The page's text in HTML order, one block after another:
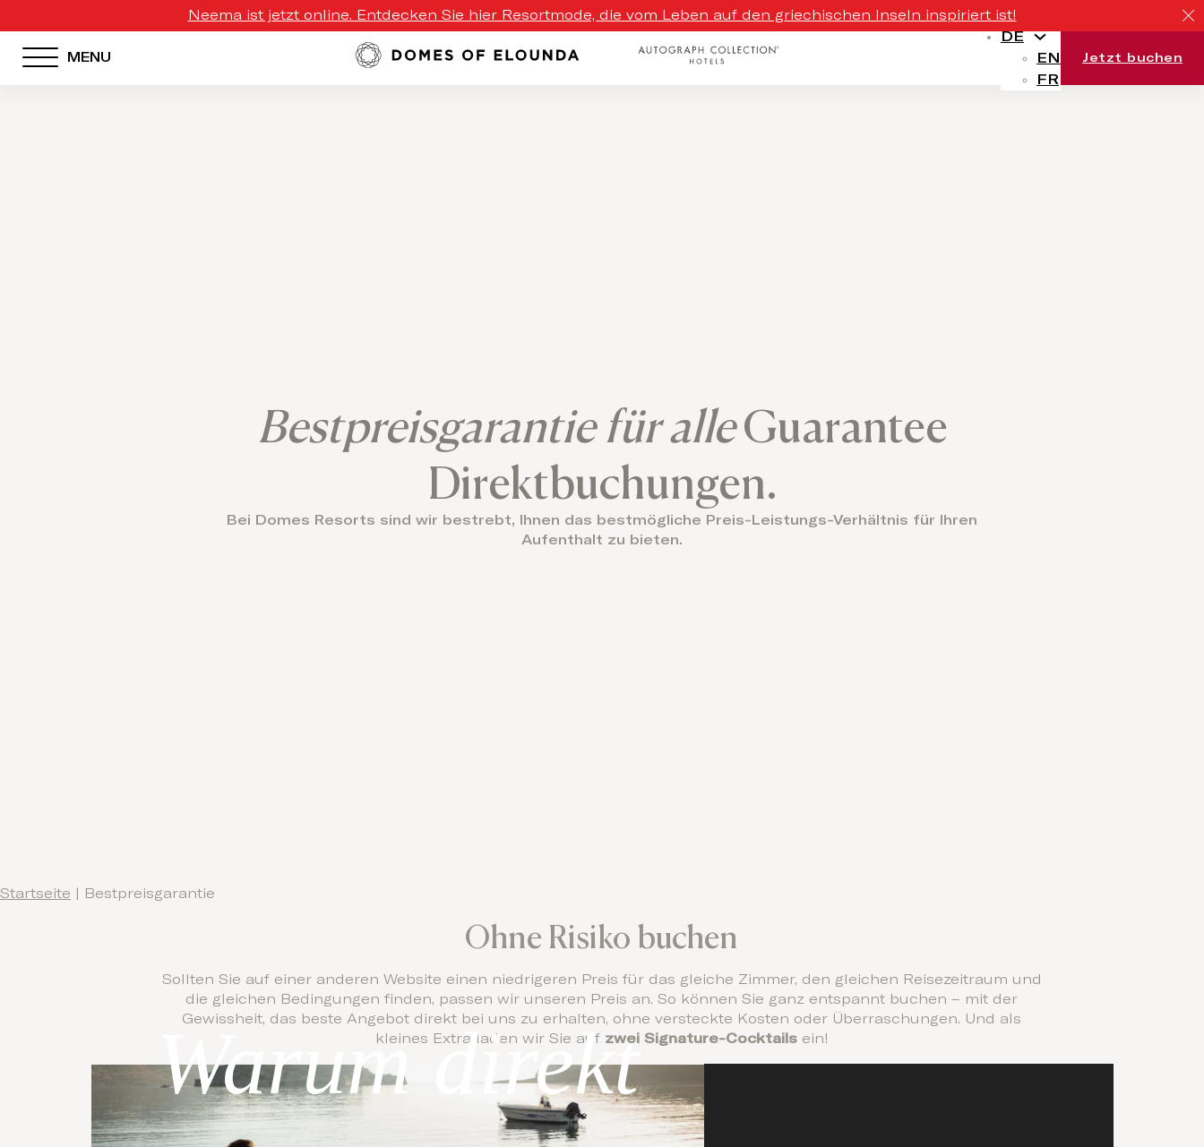
Neema ist jetzt online. Entdecken Sie hier Resortmode, die vom Leben auf den griechischen Inseln inspiriert ist!
MENU
DE
EN
FR
Jetzt buchen
Bestpreisgarantie für alleGuarantee
Direktbuchungen.
Bei Domes Resorts sind wir bestrebt, Ihnen das bestmögliche Preis-Leistungs-Verhältnis für Ihren
Aufenthalt zu bieten.
Startseite Bestpreisgarantie
Ohne Risiko buchen
Sollten Sie auf einer anderen Website einen niedrigeren Preis für das gleiche Zimmer, den gleichen Reisezeitraum und
die gleichen Bedingungen finden, passen wir unseren Preis an. So können Sie ganz entspannt buchen – mit der
Gewissheit, das beste Angebot direkt bei uns zu erhalten, ohne versteckte Kosten oder Überraschungen. Und als
kleines Extra laden wir Sie auf zwei Signature-Cocktailsein!
Warum direkt